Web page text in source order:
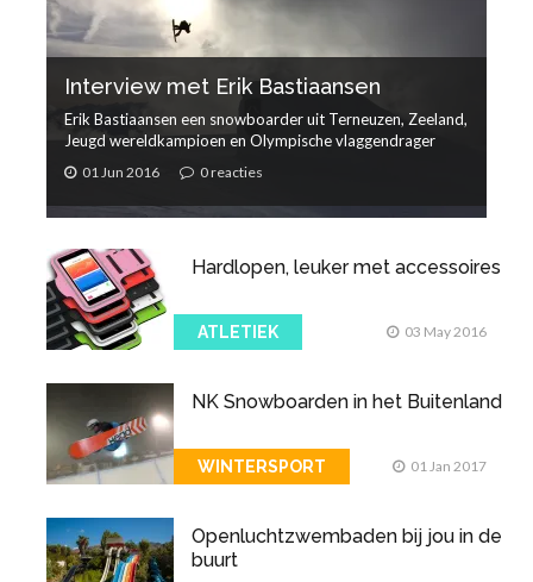
Interview met Erik Bastiaansen
Erik Bastiaansen een snowboarder uit Terneuzen, Zeeland,
Jeugd wereldkampioen en Olympische vlaggendrager
01 Jun 2016 0 reacties
Hardlopen, leuker met accessoires
ATLETIEK 03 May 2016
NK Snowboarden in het Buitenland
WINTERSPORT 01 Jan 2017
Openluchtzwembaden bij jou in de
buurt